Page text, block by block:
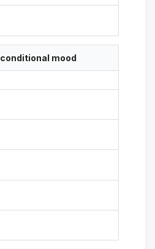
mood